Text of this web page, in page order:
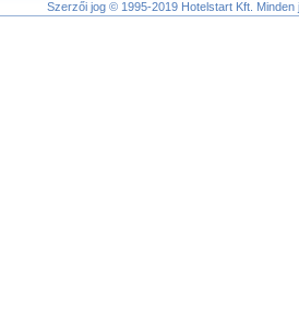
Szerzői jog © 1995-2019 Hotelstart Kft. Minden